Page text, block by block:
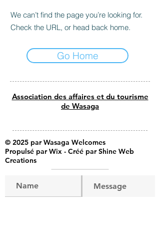
We can’t find the page you’re looking for.
Check the URL, or head back home.
Go Home
Association des affaires et du tourisme
de Wasaga
© 2025 par Wasaga Welcomes
Propulsé par Wix - Créé par Shine Web
Creations